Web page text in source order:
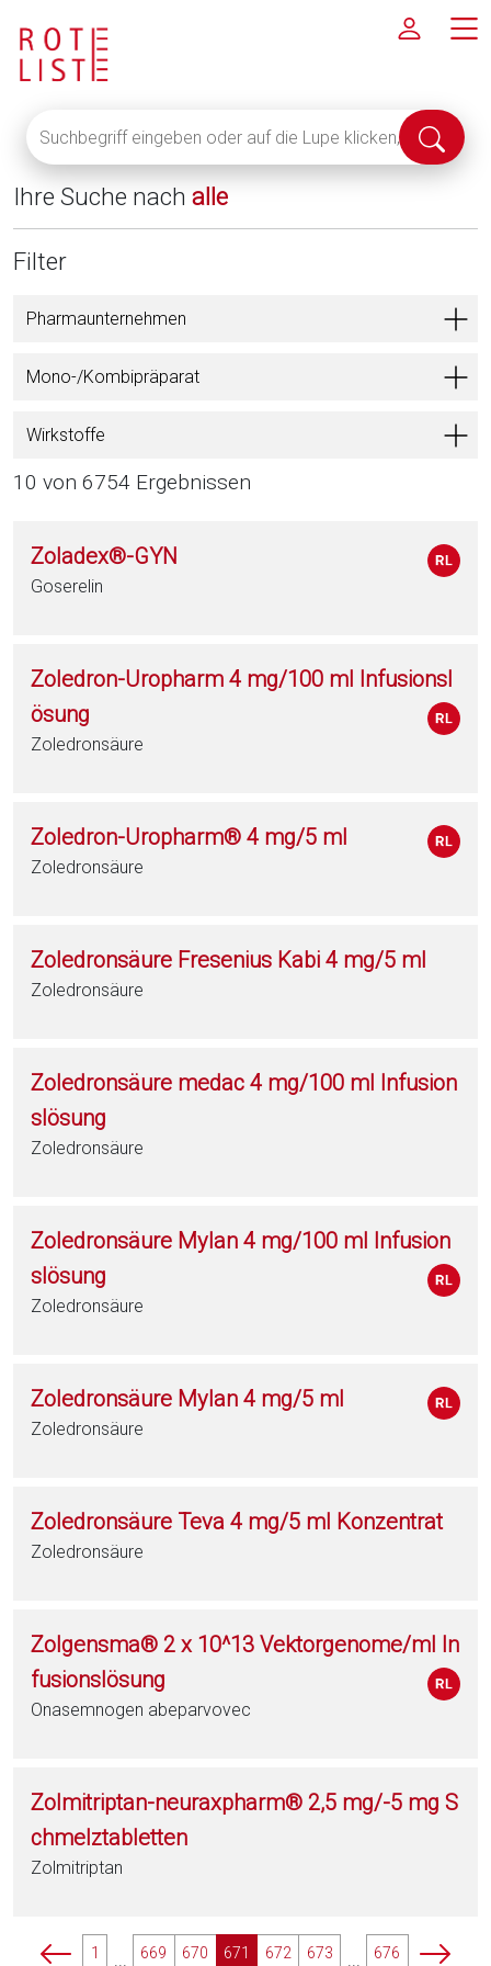
eingeben
oder
auf
die
Lupe
alle
anzuzeigen
Suche
Ihre Suche nach alle
Filter
Pharmaunternehmen
Mono-/Kombipräparat
Wirkstoffe
10 von 6754 Ergebnissen
Zoladex®-GYN
Goserelin
Zoledron-Uropharm 4 mg/100 ml Infusionsl
ösung
Zoledronsäure
Zoledron-Uropharm® 4 mg/5 ml
Zoledronsäure
Zoledronsäure Fresenius Kabi 4 mg/5 ml
Zoledronsäure
Zoledronsäure medac 4 mg/100 ml Infusion
slösung
Zoledronsäure
Zoledronsäure Mylan 4 mg/100 ml Infusion
slösung
Zoledronsäure
Zoledronsäure Mylan 4 mg/5 ml
Zoledronsäure
Zoledronsäure Teva 4 mg/5 ml Konzentrat
Zoledronsäure
Zolgensma® 2 x 10^13 Vektorgenome/ml In
fusionslösung
Onasemnogen abeparvovec
Zolmitriptan-neuraxpharm® 2,5 mg/-5 mg S
chmelztabletten
Zolmitriptan
p
1 ... 669 670 671 672 673 ... 676
p